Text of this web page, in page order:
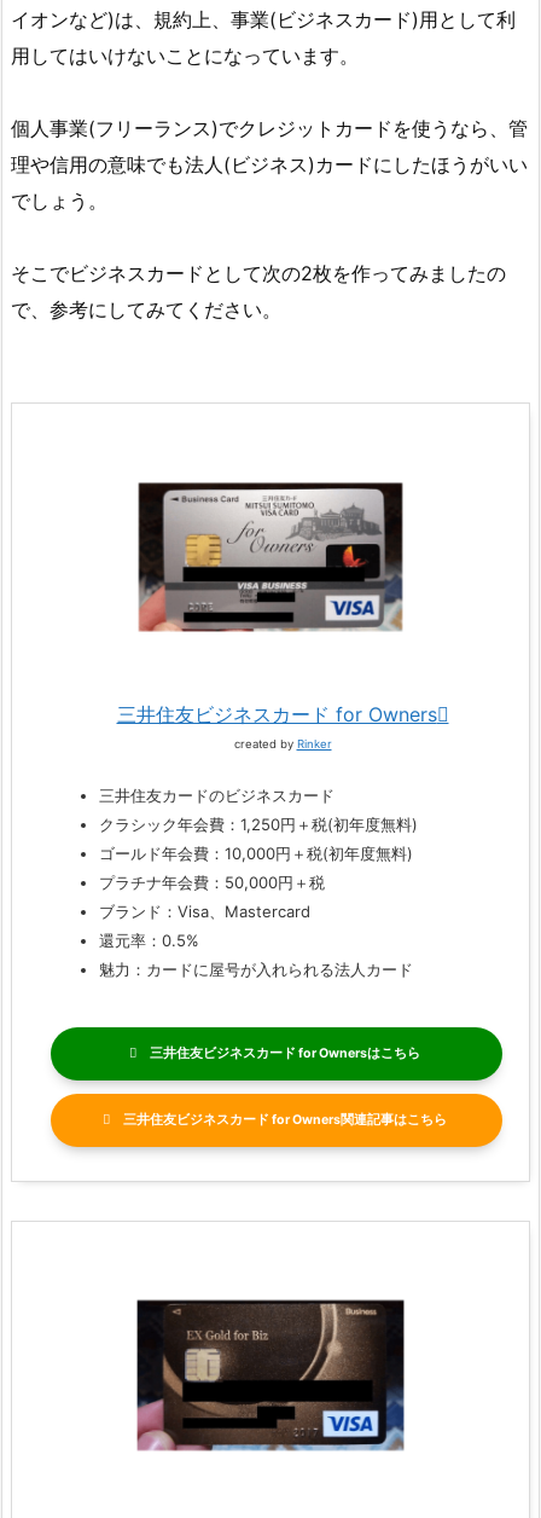
イオンなど)は、規約上、事業(ビジネスカード)用として利
用してはいけないことになっています。
個人事業(フリーランス)でクレジットカードを使うなら、管
理や信用の意味でも法人(ビジネス)カードにしたほうがいい
でしょう。
そこでビジネスカードとして次の2枚を作ってみましたの
で、参考にしてみてください。
三井住友ビジネスカード for Owners
created by Rinker
三井住友カードのビジネスカード
クラシック年会費：1,250円＋税(初年度無料)
ゴールド年会費：10,000円＋税(初年度無料)
プラチナ年会費：50,000円＋税
ブランド：Visa、Mastercard
還元率：0.5%
魅力：カードに屋号が入れられる法人カード
三井住友ビジネスカード for Owners
三井住友ビジネスカード for Owners関連記事